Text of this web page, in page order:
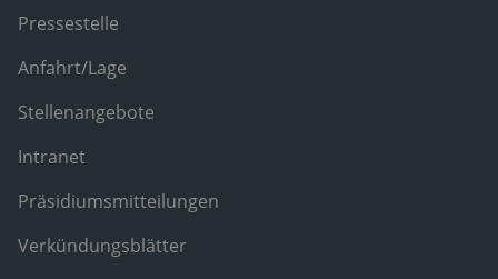
Pressestelle
Anfahrt/Lage
Stellenangebote
Intranet
Präsidiumsmitteilungen
Verkündungsblätter